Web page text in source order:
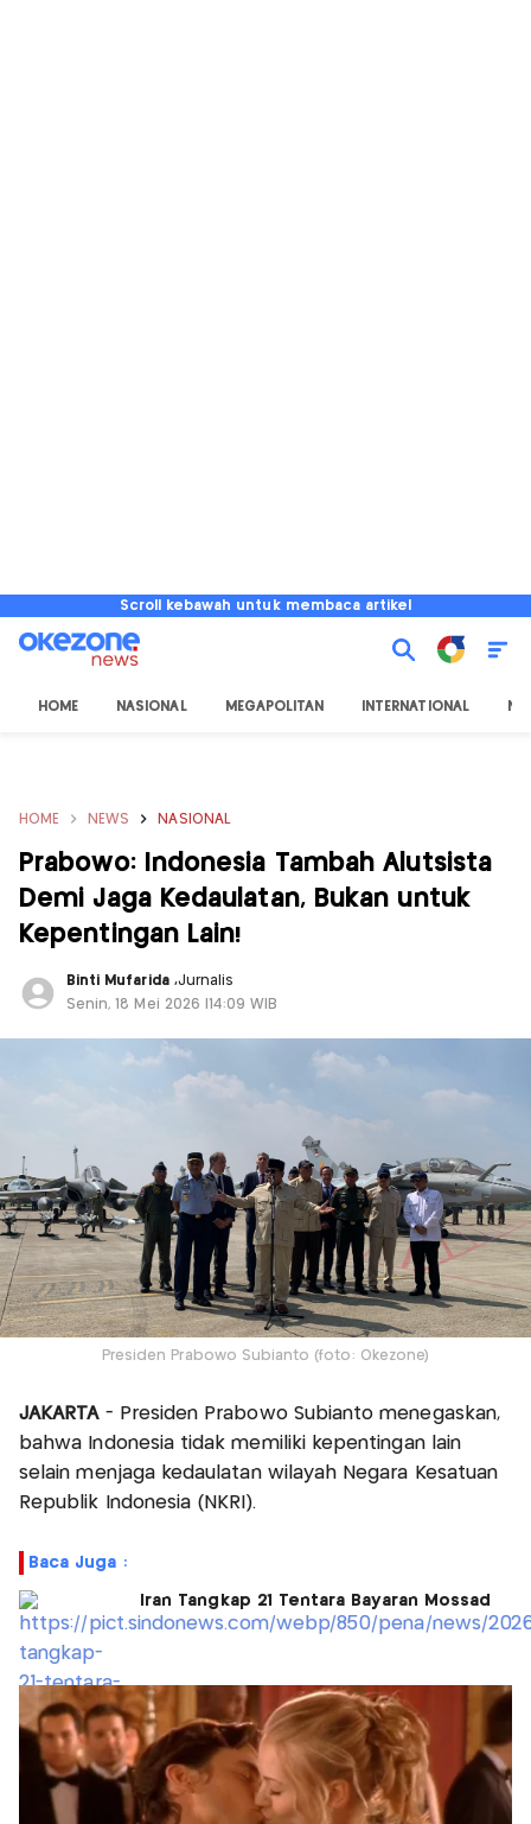
Scroll kebawah untuk membaca artikel
HOME NASIONAL MEGAPOLITAN INTERNATIONAL
HOME NEWS NASIONAL
Prabowo: Indonesia Tambah Alutsista
Demi Jaga Kedaulatan, Bukan untuk
Kepentingan Lain!
Binti Mufarida ,Jurnalis
Senin, 18 Mei 2026 |14:09 WIB
Presiden Prabowo Subianto (foto: Okezone)
JAKARTA - Presiden Prabowo Subianto menegaskan,
bahwa Indonesia tidak memiliki kepentingan lain
selain menjaga kedaulatan wilayah Negara Kesatuan
Republik Indonesia (NKRI).
Baca Juga :
Iran Tangkap 21 Tentara Bayaran Mossad